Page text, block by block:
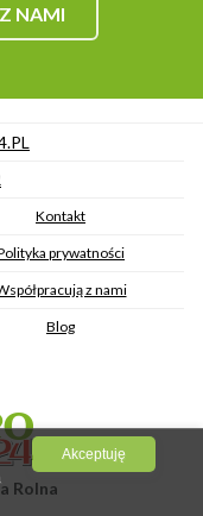
NAMI
Kontakt
prywatności
z nami
Blog
Rolna
Akceptuję